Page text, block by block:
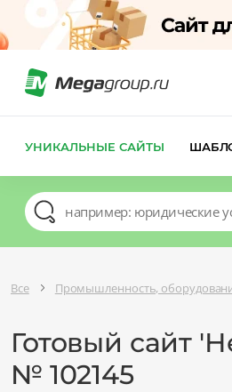
УНИКАЛЬНЫЕ САЙТЫ
Все Промышленность,
Готовый сайт
№ 102145